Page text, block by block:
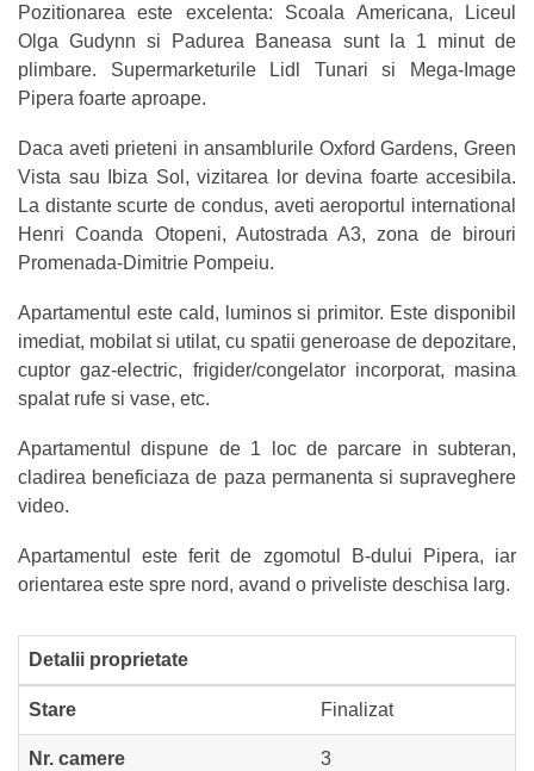
Pozitionarea este excelenta: Scoala Americana, Liceul
Olga Gudynn si Padurea Baneasa sunt la 1 minut de
plimbare. Supermarketurile Lidl Tunari si Mega-Image
Pipera foarte aproape.
Daca aveti prieteni in ansamblurile Oxford Gardens, Green
Vista sau Ibiza Sol, vizitarea lor devina foarte accesibila.
La distante scurte de condus, aveti aeroportul international
Henri Coanda Otopeni, Autostrada A3, zona de birouri
Promenada-Dimitrie Pompeiu.
Apartamentul este cald, luminos si primitor. Este disponibil
imediat, mobilat si utilat, cu spatii generoase de depozitare,
cuptor gaz-electric, frigider/congelator incorporat, masina
spalat rufe si vase, etc.
Apartamentul dispune de 1 loc de parcare in subteran,
cladirea beneficiaza de paza permanenta si supraveghere
video.
Apartamentul este ferit de zgomotul B-dului Pipera, iar
orientarea este spre nord, avand o priveliste deschisa larg.
Detalii proprietate
Stare Finalizat
Nr. camere 3